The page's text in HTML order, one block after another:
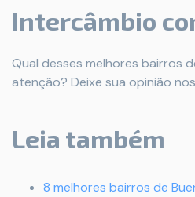
Intercâmbio
Qual desses melhores bairros
atenção? Deixe sua opinião
Leia também
8 melhores bairros de